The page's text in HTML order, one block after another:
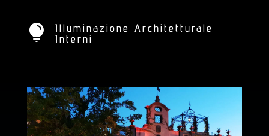

Illuminazione Architetturale
Interni